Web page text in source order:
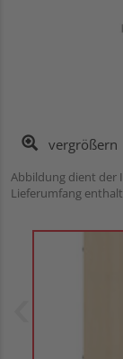
vergrößern
Abbildung dient der
Lieferumfang